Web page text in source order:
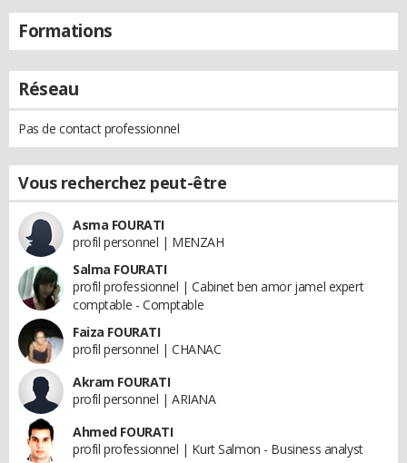
Formations
Réseau
Pas de contact professionnel
Vous recherchez peut-être
Asma FOURATI
profil personnel | MENZAH
Salma FOURATI
profil professionnel | Cabinet ben amor jamel expert
comptable - Comptable
Faiza FOURATI
profil personnel | CHANAC
Akram FOURATI
profil personnel | ARIANA
Ahmed FOURATI
profil professionnel | Kurt Salmon - Business analyst